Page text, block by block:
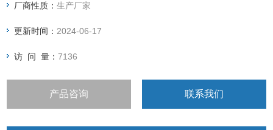
厂商性质：生产厂家
更新时间： 2024-06-17
访 问 量：7136
产品咨询 联系我们